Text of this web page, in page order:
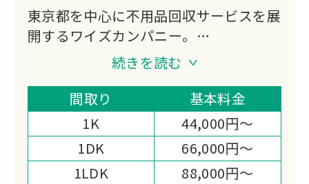
東京都を中心に不用品回収サービスを展
開するワイズカンパニー。
即日対応可能なスピーディーな回収体制
一般家庭から事業所まで、あらゆる不用
品の処分をサポート。
明瞭な料金体系と丁寧な対応で、お客様
の「困った」を迅速に解決いたします。
続きを読む
間取り
基本料金
1K
44,000円～
1DK
66,000円～
1LDK
88,000円～